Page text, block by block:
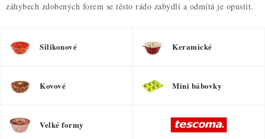
záhybech zdobených forem se těsto rádo zabydlí a odmítá je opustit.
Silikonové Keramické
Kovové Mini bábovky
Velké formy